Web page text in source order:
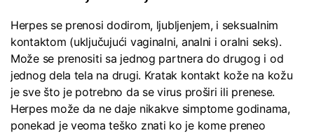
Herpes se prenosi dodirom, ljubljenjem, i seksualnim
kontaktom (uključujući vaginalni, analni i oralni seks).
Može se prenositi sa jednog partnera do drugog i od
jednog dela tela na drugi. Kratak kontakt kože na kožu
je sve što je potrebno da se virus proširi ili prenese.
Herpes može da ne daje nikakve simptome godinama,
ponekad je veoma teško znati ko je kome preneo